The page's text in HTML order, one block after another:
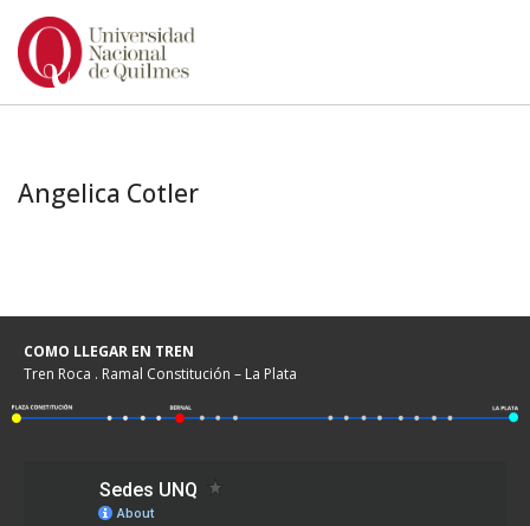
Ir
Angelica Cotler
COMO LLEGAR EN TREN
Tren Roca . Ramal Constitución – La Plata